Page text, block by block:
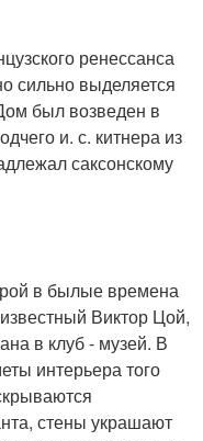
ренессанса
сильно выделяется
был возведен в
и. с. китнера из
саксонскому
в былые времена
Виктор Цой,
в клуб - музей. В
интерьера того
стены украшают